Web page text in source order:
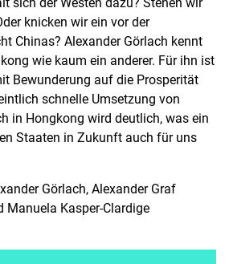
knicken wir ein vor der
Chinas? Alexander Görlach kennt
wie kaum ein anderer. Für ihn ist
Bewunderung auf die Prosperität
schnelle Umsetzung von
in Hongkong wird deutlich, was ein
Staaten in Zukunft auch für uns
Görlach, Alexander Graf
Kasper-Clardige